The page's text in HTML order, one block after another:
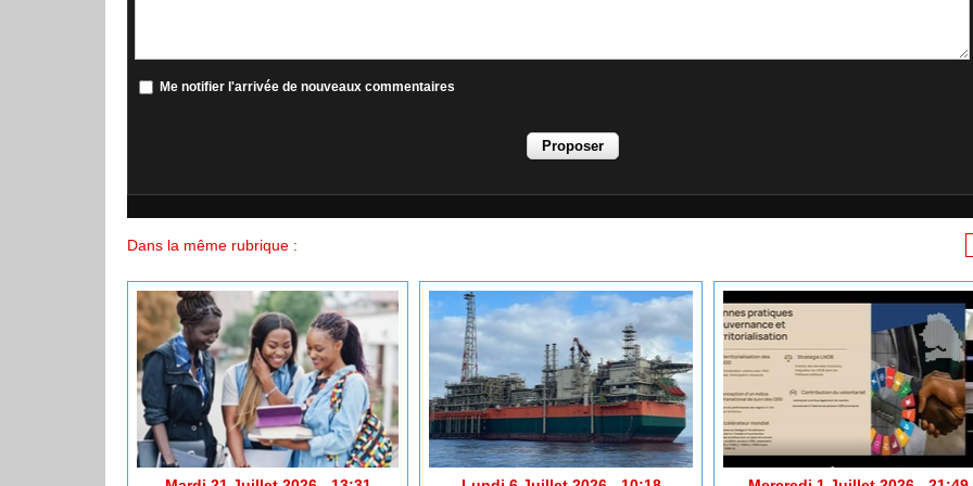
Me notifier l'arrivée de nouveaux commentaires
Dans la même rubrique :